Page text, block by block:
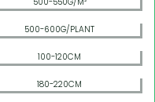
500-600G/PLANT
100-120CM
180-220CM